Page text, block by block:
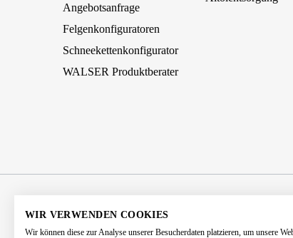
Angebotsanfrage
Felgenkonfiguratoren
Schneekettenkonfigurator
WALSER Produktberater
AGB Impressum
Barrierefreiheitserklärung
Kontakt
WIR VERWENDEN COOKIES
Wir können diese zur Analyse unserer Besucherdaten platzieren, um unsere